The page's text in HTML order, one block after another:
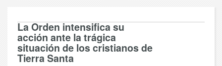
La Orden intensifica su
acción ante la trágica
situación de los cristianos de
Tierra Santa